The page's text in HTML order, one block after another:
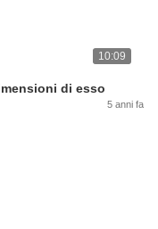
10:09
di esso
5 anni fa